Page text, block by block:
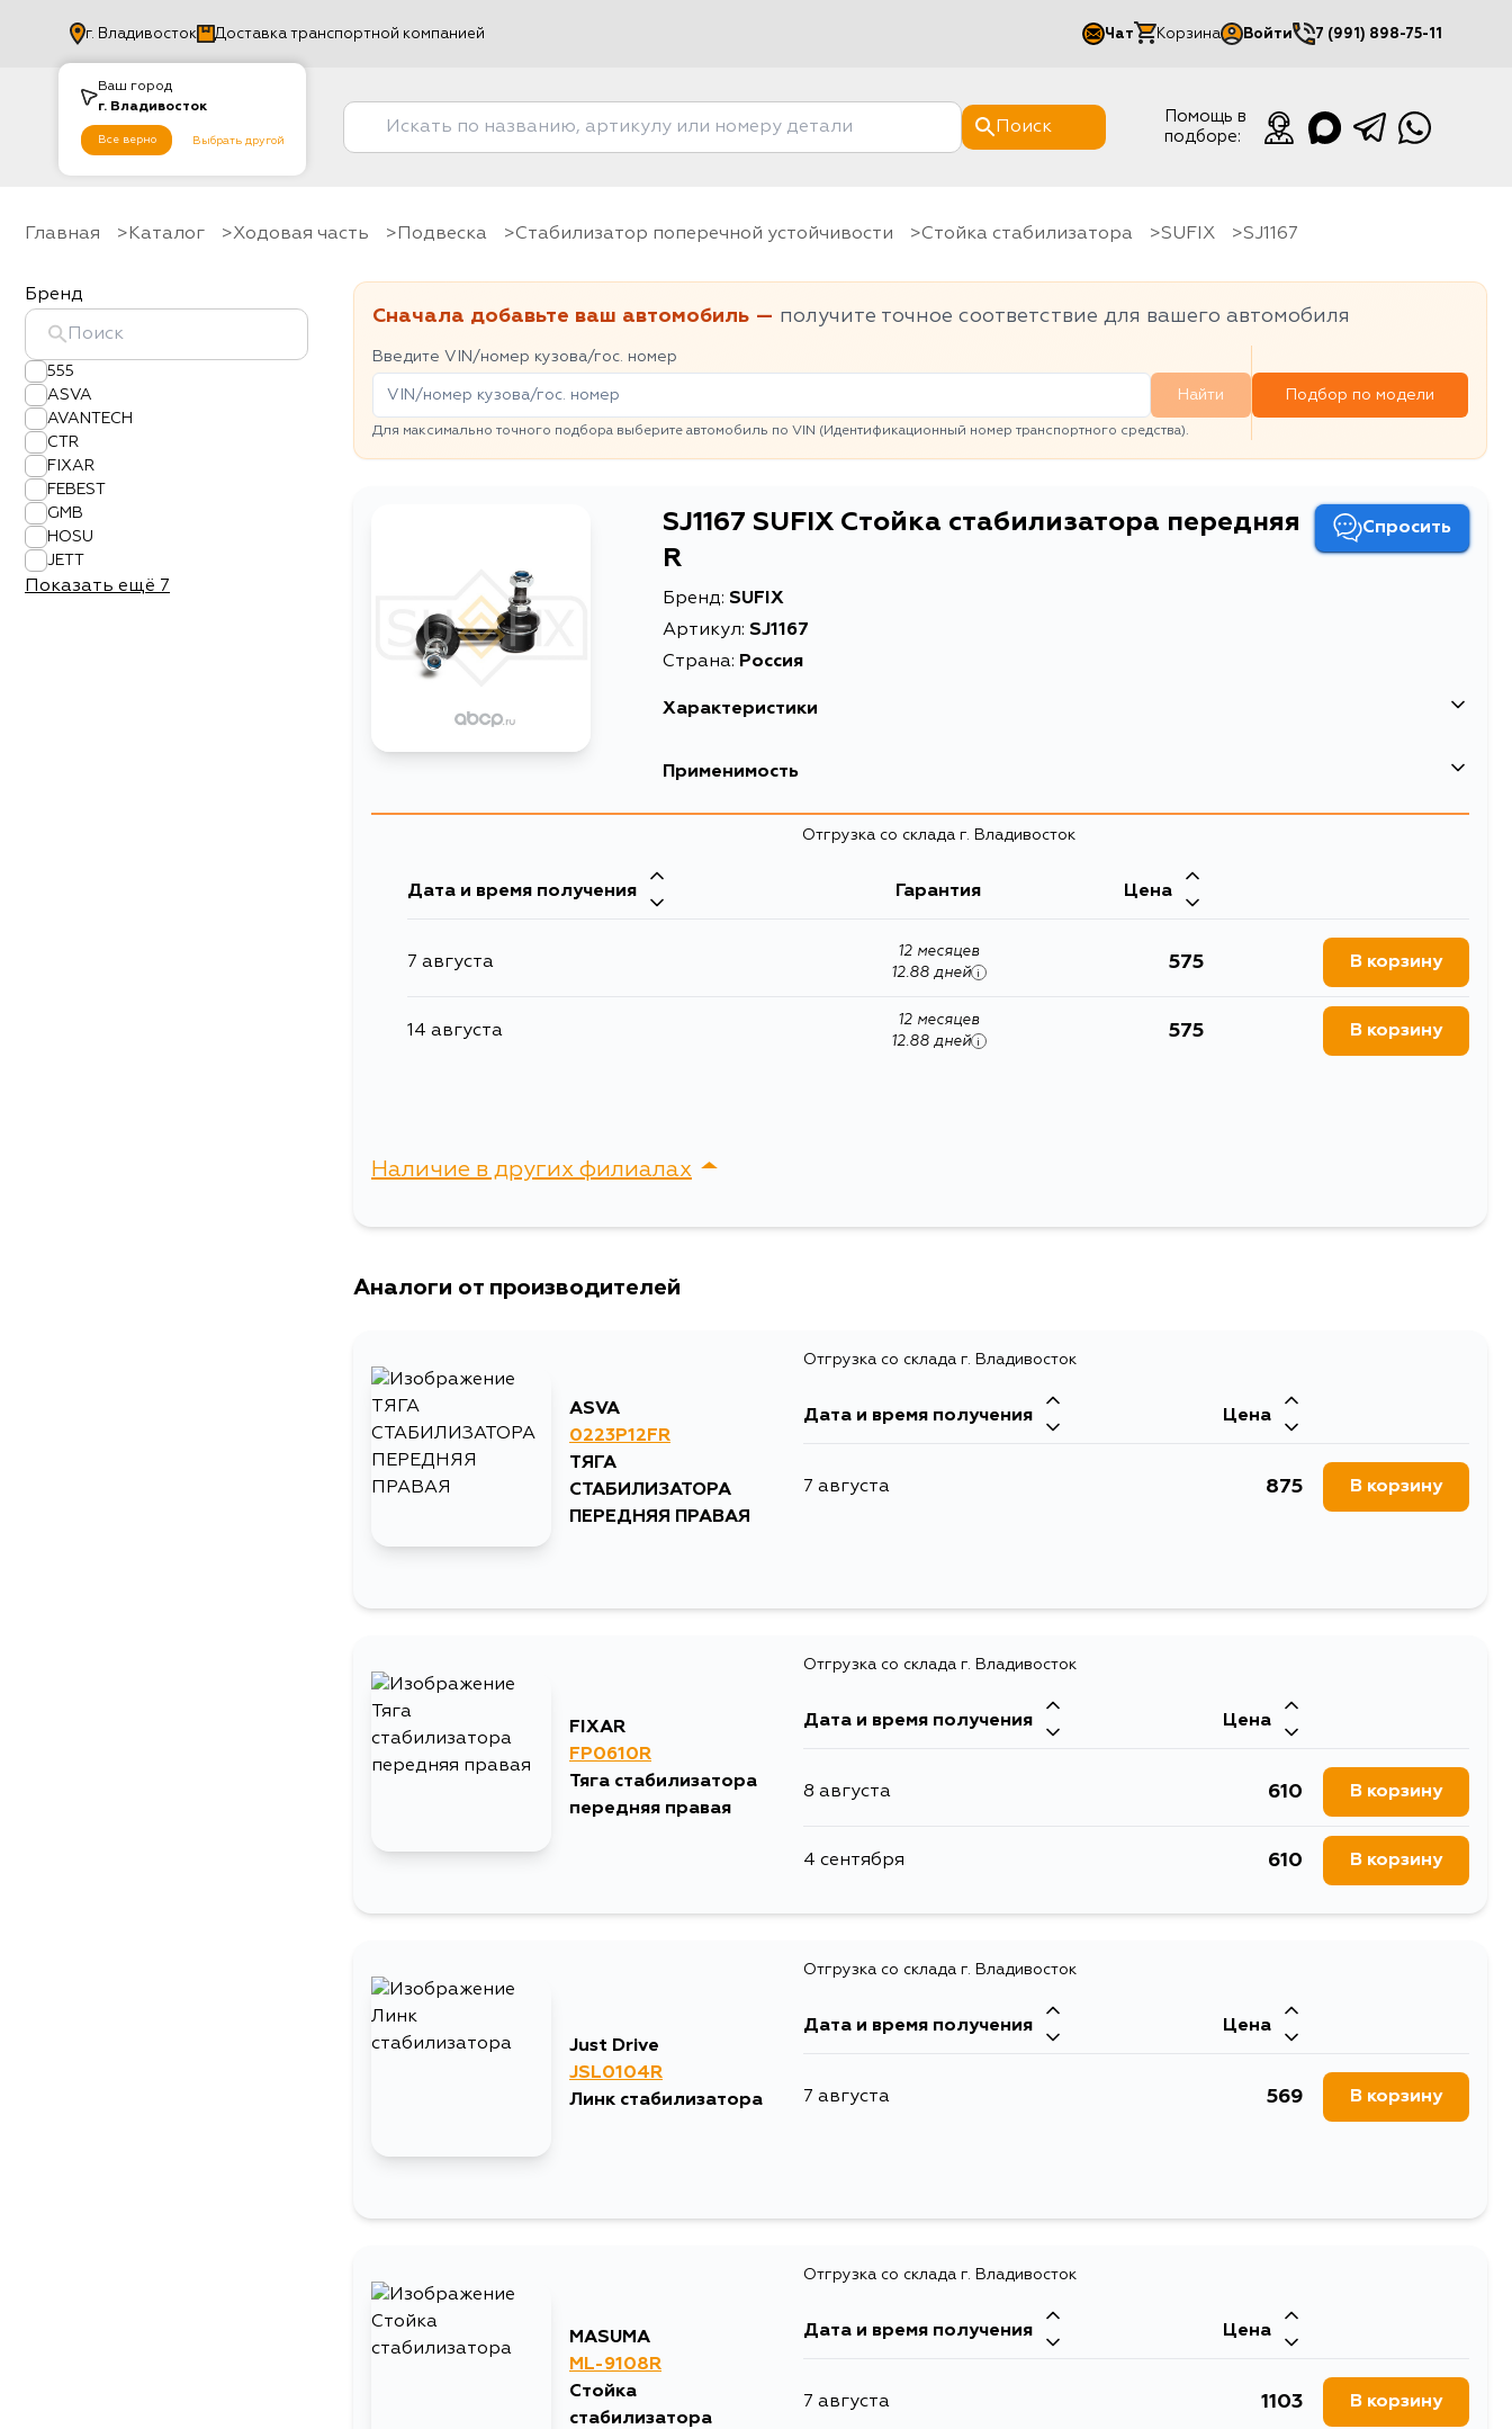
Ваш город
г. Владивосток
Все верно Выбрать другой
г. Владивосток Доставка транспортной компанией Чат Корзина Войти
Мой кабинет
7 (991) 898-75-11
Поиск
Помощь в
подборе:
Главная Каталог Ходовая часть Подвеска Стабилизатор поперечной устойчивости Стойка стабилизатора SUFIX SJ1167
Бренд
555
ASVA
AVANTECH
CTR
FIXAR
FEBEST
GMB
HOSU
JETT
Показать ещё 7
Сначала добавьте ваш автомобиль — получите точное соответствие для вашего автомобиля
Введите VIN/номер кузова/гос. номер
Найти
Для максимально точного подбора выберите автомобиль по VIN (Идентификационный номер транспортного средства).
Подбор по модели
SJ1167 SUFIX Стойка стабилизатора передняя
R
Спросить
Бренд: SUFIX
Артикул: SJ1167
Страна: Россия
Характеристики
Описание
Применимость
Отгрузка со склада г. Владивосток
Дата и время получения Гарантия Цена
7 августа
12 месяцев
12.88 дней
i
575 В корзину
14 августа
12 месяцев
12.88 дней
i
575 В корзину
Наличие в других филиалах
Аналоги от производителей
ASVA
0223P12FR
ТЯГА
СТАБИЛИЗАТОРА
ПЕРЕДНЯЯ ПРАВАЯ
Отгрузка со склада г. Владивосток
Дата и время получения Цена
7 августа 875 В корзину
FIXAR
FP0610R
Тяга стабилизатора
передняя правая
Отгрузка со склада г. Владивосток
Дата и время получения Цена
8 августа 610 В корзину
4 сентября 610 В корзину
Just Drive
JSL0104R
Линк стабилизатора
Отгрузка со склада г. Владивосток
Дата и время получения Цена
7 августа 569 В корзину
MASUMA
ML-9108R
Стойка
стабилизатора
Отгрузка со склада г. Владивосток
Дата и время получения Цена
7 августа 1103 В корзину